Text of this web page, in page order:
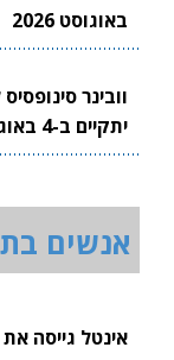
באוגוסט 2026
יתקיים ב-4 באוגוסט 2026
אנשים
אינטל גייסה